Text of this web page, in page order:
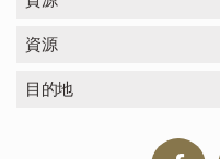
資源
目的地